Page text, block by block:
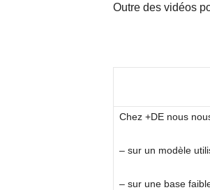
Outre des vidéos
Chez +DE nous
– sur un modèle
– sur une base